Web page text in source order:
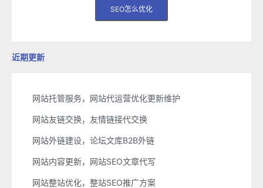
SEO怎么优化
近期更新
网站托管服务，网站代运营优化更新维护
网站友链交换，友情链接代交换
网站外链建设，论坛文库B2B外链
网站内容更新，网站SEO文章代写
网站整站优化，整站SEO推广方案